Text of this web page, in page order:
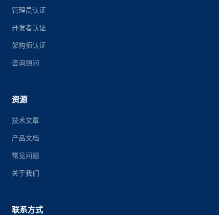
管理员认证
开发者认证
架构师认证
咨询顾问
资源
技术文章
产品文档
常见问题
关于我们
联系方式